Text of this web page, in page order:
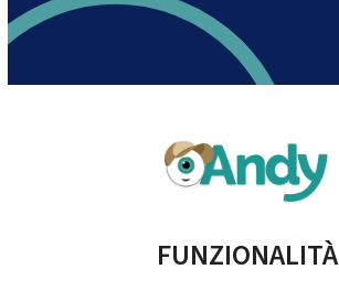
FUNZIONALITÀ